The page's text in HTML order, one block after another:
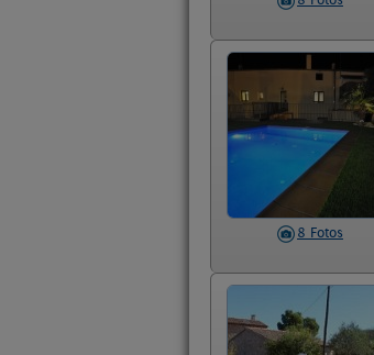
8 Fotos